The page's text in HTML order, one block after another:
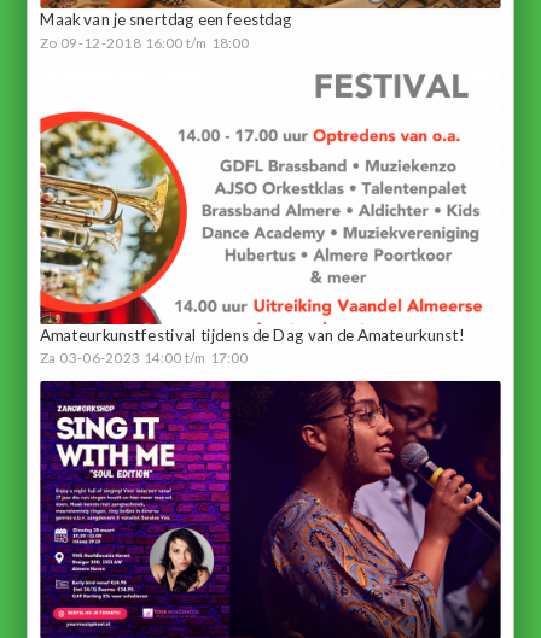
Maak van je snertdag een feestdag
Zo 09-12-2018 16:00 t/m 18:00
Amateurkunstfestival tijdens de Dag van de Amateurkunst!
Za 03-06-2023 14:00 t/m 17:00